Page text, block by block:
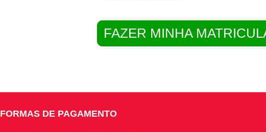
FAZER MINHA
FORMAS DE PAGAMENTO